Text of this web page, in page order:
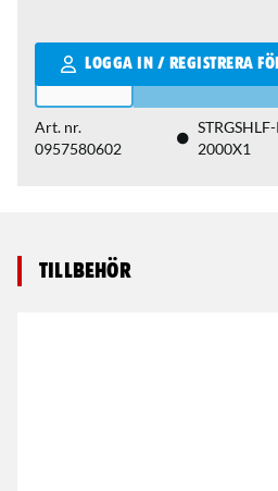
LOGGA IN / REGISTRERA
Qantity
Art. nr.
0957580602
2000X1
Tillbehör